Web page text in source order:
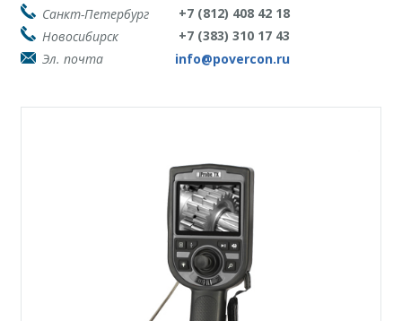
Санкт-Петербург
+7 (812) 408 42 18
Новосибирск
+7 (383) 310 17 43
Эл. почта
info@povercon.ru